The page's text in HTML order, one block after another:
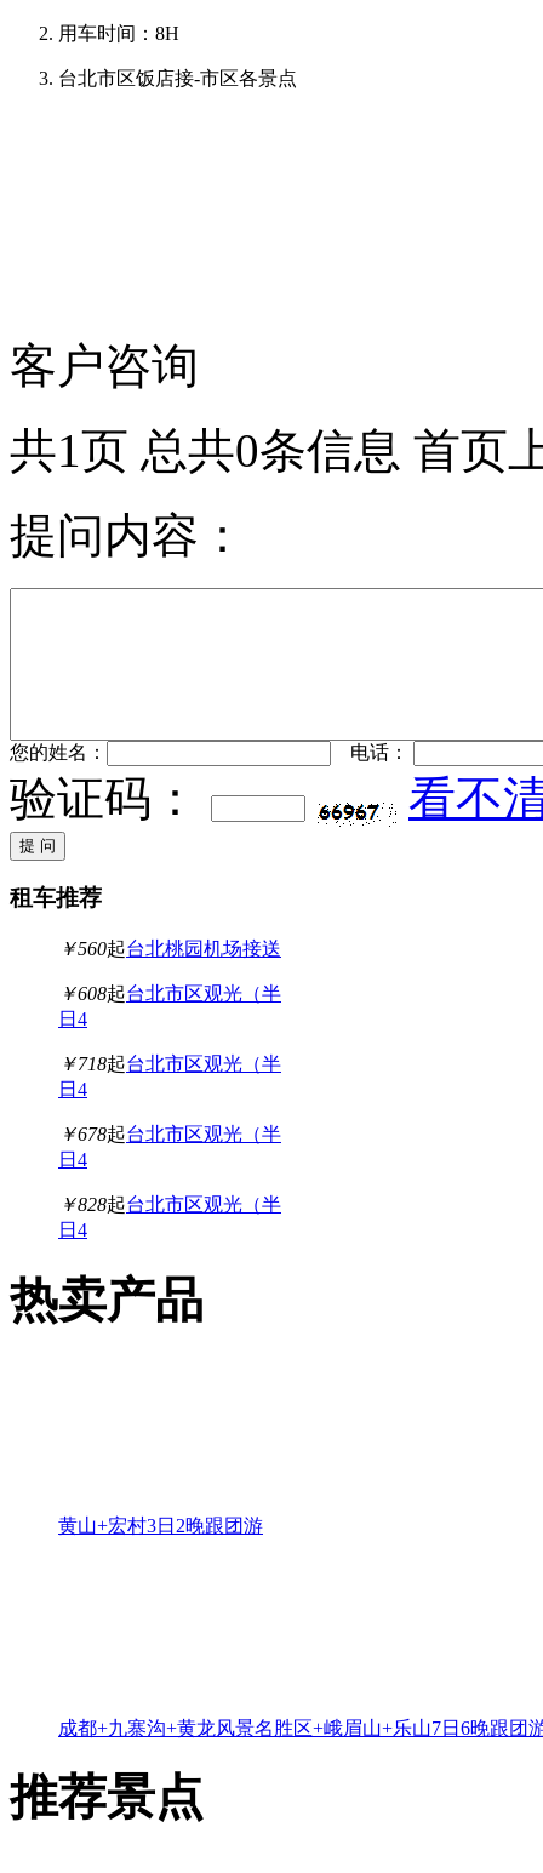
用车时间：8H
台北市区饭店接-市区各景点
客户咨询
共1页 总共0条信息 首页
提问内容：
您的姓名： 电话：
验证码： 看不
租车推荐
￥560起台北桃园机场接送
￥608起台北市区观光（半
日4
￥718起台北市区观光（半
日4
￥678起台北市区观光（半
日4
￥828起台北市区观光（半
日4
热卖产品
黄山+宏村3日2晚跟团游
成都+九寨沟+黄龙风景名胜区+峨眉山+乐山7日6晚跟团
推荐景点